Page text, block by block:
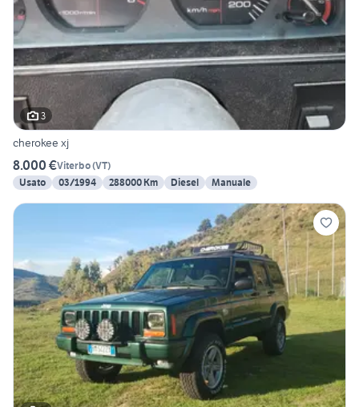
3
cherokee xj
8.000 €Viterbo(VT)
Usato
03/1994 288000 Km Diesel Manuale